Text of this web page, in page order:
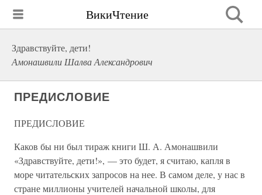
ВикиЧтение
Здравствуйте, дети!
Амонашвили Шалва Александрович
ПРЕДИСЛОВИЕ
ПРЕДИСЛОВИЕ
Каков бы ни был тираж книги Ш. А. Амонашвили
«Здравствуйте, дети!», — это будет, я считаю, капля в
море читательских запросов на нее. В самом деле, у нас в
стране миллионы учителей начальной школы, для